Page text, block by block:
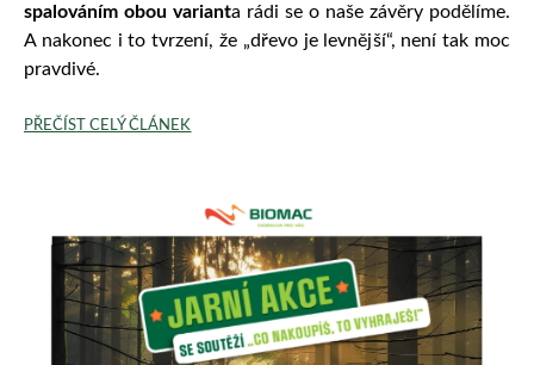
spalováním obou varianta rádi se o naše závěry podělíme.
A nakonec i to tvrzení, že „dřevo je levnější“, není tak moc
pravdivé.
PŘEČÍS T CELÝ ČLÁNEK